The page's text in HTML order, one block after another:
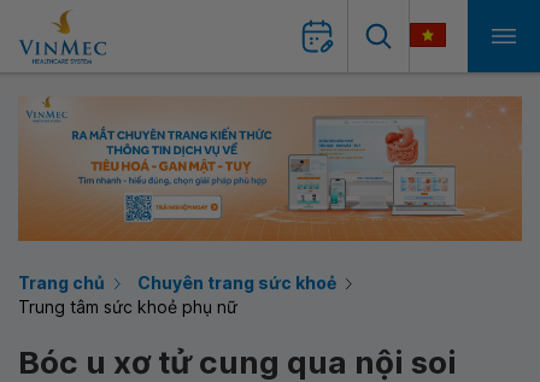
Trang chủ
Chuyên trang sức khoẻ
Trung tâm sức khoẻ phụ nữ
Bóc u xơ tử cung qua nội soi